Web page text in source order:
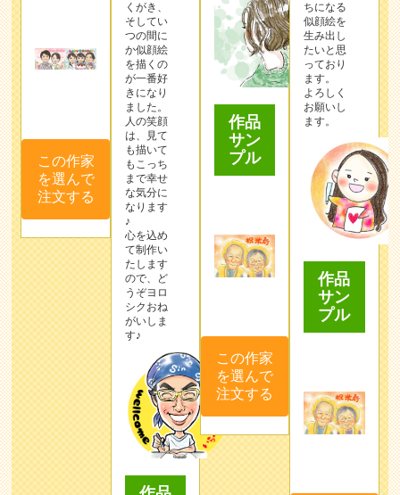
この作家
を選んで
注文する
くがき、
そしてい
つの間に
か似顔絵
を描くの
が一番好
きになり
ました。
人の笑顔
は、見て
も描いて
もこっち
まで幸せ
な気分に
なります
♪
心を込め
て制作い
たします
ので、ど
うぞヨロ
シクおね
がいしま
す♪
作品
サン
プル
この作家
を選んで
注文する
ちになる
似顔絵を
生み出し
たいと思
っており
ます。
よろしく
お願いし
ます。
作品
サン
プル